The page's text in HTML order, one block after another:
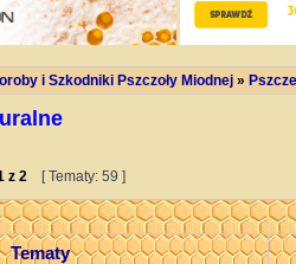
i Szkodniki Pszczoły Miodnej »
z 2 [ Tematy: 59 ]
Tematy